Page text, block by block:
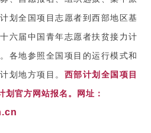
划全国项目志愿者到西部地区基
六届中国青年志愿者扶贫接力计
各地参照全国项目的运行模式和
划地方项目。 西部计划全国项目
划官方网站报名。网址：